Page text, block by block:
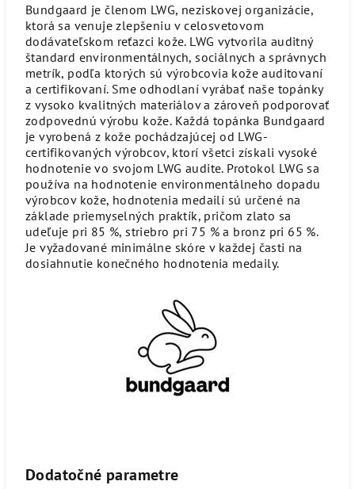
Bundgaard je členom LWG, neziskovej organizácie,
ktorá sa venuje zlepšeniu v celosvetovom
dodávateľskom reťazci kože. LWG vytvorila auditný
štandard environmentálnych, sociálnych a správnych
metrík, podľa ktorých sú výrobcovia kože auditovaní
a certifikovaní. Sme odhodlaní vyrábať naše topánky
z vysoko kvalitných materiálov a zároveň podporovať
zodpovednú výrobu kože. Každá topánka Bundgaard
je vyrobená z kože pochádzajúcej od LWG-
certifikovaných výrobcov, ktorí všetci získali vysoké
hodnotenie vo svojom LWG audite. Protokol LWG sa
používa na hodnotenie environmentálneho dopadu
výrobcov kože, hodnotenia medailí sú určené na
základe priemyselných praktík, pričom zlato sa
udeľuje pri 85 %, striebro pri 75 % a bronz pri 65 %.
Je vyžadované minimálne skóre v každej časti na
dosiahnutie konečného hodnotenia medaily.
Dodatočné parametre